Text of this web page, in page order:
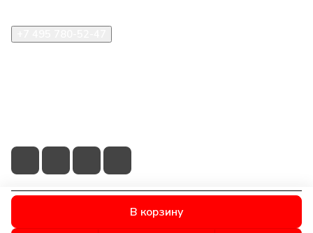
В корзину
© 2026 © S.T.I. Dent - Яркие решения